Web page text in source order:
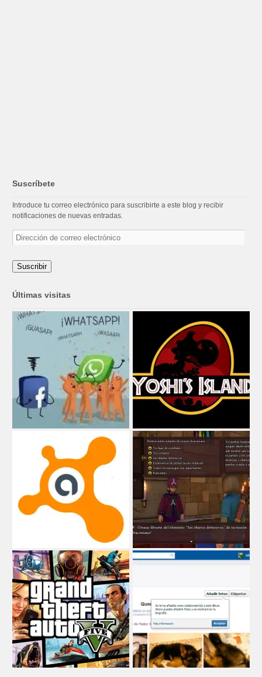
Suscríbete
Introduce tu correo electrónico para suscribirte a este blog y recibir
notificaciones de nuevas entradas.
Dirección
de
electrónico
Suscribir
Últimas visitas